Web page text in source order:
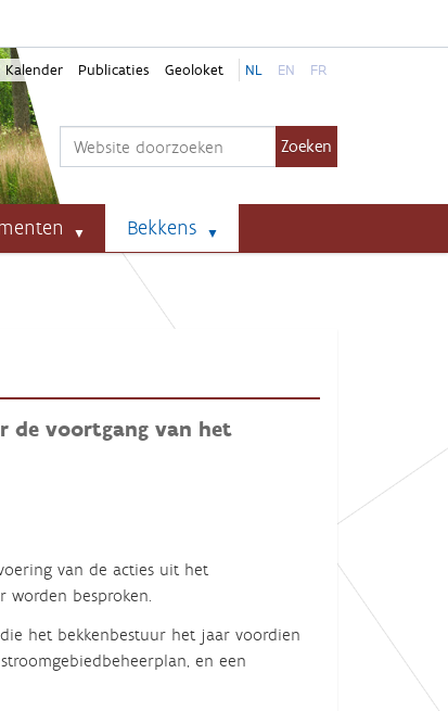
Kalender Publicaties Geoloket NL EN FR
Bekkens
de voortgang van het
van de acties uit het
worden besproken.
het bekkenbestuur het jaar voordien
en een